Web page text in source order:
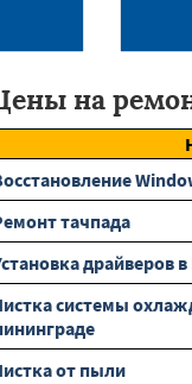
на
тачпада
драйверов
системы
от пыли